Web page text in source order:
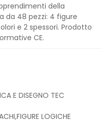
della
da 48 pezzi: 4 figure
e 2 spessori. Prodotto
CE.
E DISEGNO TEC
LOGICHE